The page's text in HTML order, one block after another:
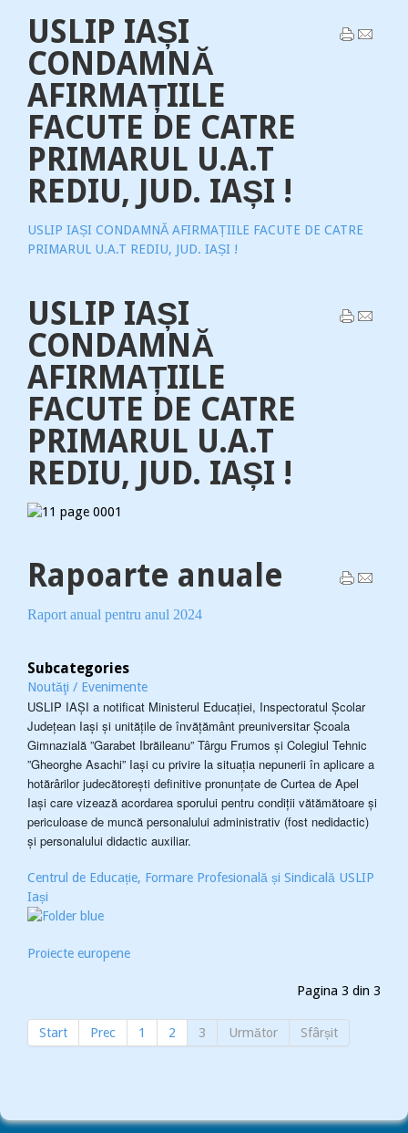
USLIP IAȘI
CONDAMNĂ
AFIRMAȚIILE
FACUTE DE CATRE
PRIMARUL U.A.T
REDIU, JUD. IAȘI !
USLIP IAȘI CONDAMNĂ AFIRMAȚIILE FACUTE DE CATRE
PRIMARUL U.A.T REDIU, JUD. IAȘI !
USLIP IAȘI
CONDAMNĂ
AFIRMAȚIILE
FACUTE DE CATRE
PRIMARUL U.A.T
REDIU, JUD. IAȘI !
Rapoarte anuale
Raport anual pentru anul 2024
Subcategories
Noutăţi / Evenimente
USLIP IAȘI a notificat Ministerul Educației, Inspectoratul Școlar
Județean Iași și unitățile de învățământ preuniversitar Școala
Gimnazială ”Garabet Ibrăileanu” Târgu Frumos și Colegiul Tehnic
”Gheorghe Asachi” Iași cu privire la situația nepunerii în aplicare a
hotărârilor judecătorești definitive pronunțate de Curtea de Apel
Iași care vizează acordarea sporului pentru condiții vătămătoare și
periculoase de muncă personalului administrativ (fost nedidactic)
și personalului didactic auxiliar.
Centrul de Educație, Formare Profesională și Sindicală USLIP
Iași
Proiecte europene
Pagina 3 din 3
Start Prec 1 2 3 Următor Sfârșit